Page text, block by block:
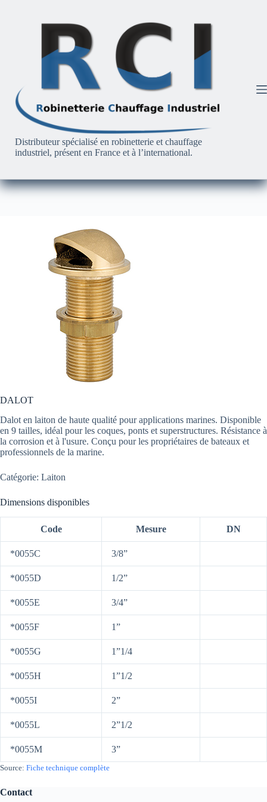
Distributeur spécialisé en robinetterie et chauffage
industriel, présent en France et à l’international.
DALOT
Dalot en laiton de haute qualité pour applications marines. Disponible
en 9 tailles, idéal pour les coques, ponts et superstructures. Résistance à
la corrosion et à l'usure. Conçu pour les propriétaires de bateaux et
professionnels de la marine.
Catégorie: Laiton
Dimensions disponibles
Code Mesure DN
*0055C 3/8”
*0055D 1/2”
*0055E 3/4”
*0055F 1”
*0055G 1”1/4
*0055H 1”1/2
*0055I 2”
*0055L 2”1/2
*0055M 3”
Source: Fiche technique complète
Contact